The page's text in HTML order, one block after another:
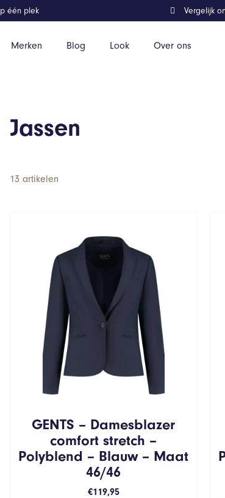
Merken Blog Look Over ons
één plek Vergelijk
Jassen
13 artikelen
GENTS – Damesblazer
comfort stretch –
Polyblend – Blauw – Maat
46/46
€119,95